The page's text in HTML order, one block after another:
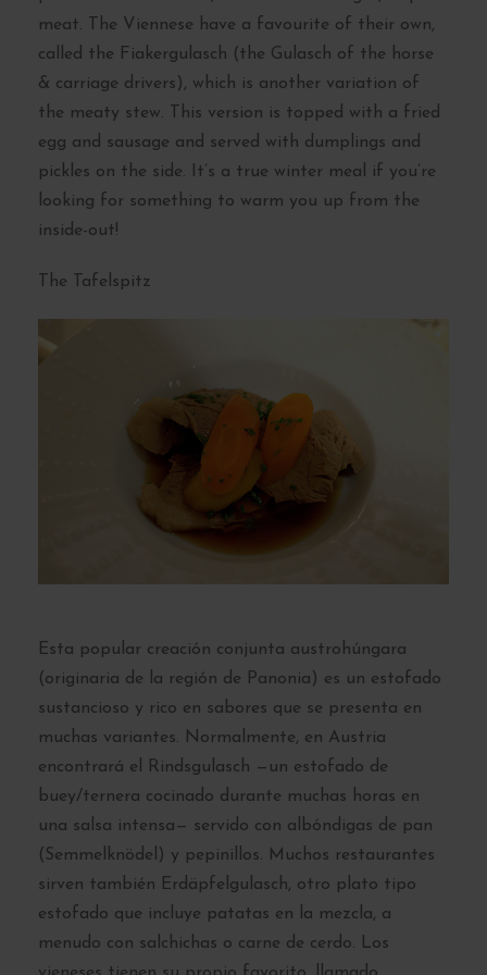
meat. The Viennese have a favourite of their own,
called the Fiakergulasch (the Gulasch of the horse
& carriage drivers), which is another variation of
the meaty stew. This version is topped with a fried
egg and sausage and served with dumplings and
pickles on the side. It’s a true winter meal if you’re
looking for something to warm you up from the
inside-out!
The Tafelspitz
Esta popular creación conjunta austrohúngara
(originaria de la región de Panonia) es un estofado
sustancioso y rico en sabores que se presenta en
muchas variantes. Normalmente, en Austria
encontrará el Rindsgulasch —un estofado de
buey/ternera cocinado durante muchas horas en
una salsa intensa— servido con albóndigas de pan
(Semmelknödel) y pepinillos. Muchos restaurantes
sirven también Erdäpfelgulasch, otro plato tipo
estofado que incluye patatas en la mezcla, a
menudo con salchichas o carne de cerdo. Los